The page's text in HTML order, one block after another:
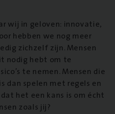
wij in geloven: innovatie,
hebben we nog meer
zichzelf zijn. Mensen
nodig hebt om te
te nemen. Mensen die
dan spelen met regels en
het een kans is om écht
zoals jij?